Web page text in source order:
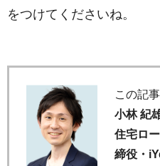
をつけてくださいね。
この記
小林 紀
住宅ロ
締役・